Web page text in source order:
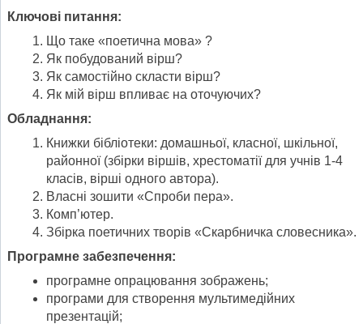
Ключові питання:
Що таке «поетична мова» ?
Як побудований вірш?
Як самостійно скласти вірш?
Як мій вірш впливає на оточуючих?
Обладнання:
Книжки бібліотеки: домашньої, класної, шкільної,
районної (збірки віршів, хрестоматії для учнів 1-4
класів, вірші одного автора).
Власні зошити «Спроби пера».
Комп’ютер.
Збірка поетичних творів «Скарбничка словесника».
Програмне забезпечення:
програмне опрацювання зображень;
програми для створення мультимедійних
презентацій;